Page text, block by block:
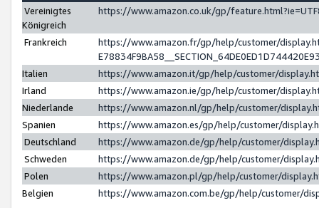
Vereinigtes
Königreich
https://www.amazon.co.uk/gp/
Frankreich
https://www.amazon.fr/gp/help/customer/
Italien
https://www.amazon.it/gp/help/customer/
Irland
https://www.amazon.ie/gp/help/customer/
Niederlande
https://www.amazon.nl/gp/help/customer/
Spanien
https://www.amazon.es/gp/help/customer/
Deutschland
https://www.amazon.de/gp/help/customer/
Schweden
https://www.amazon.de/gp/help/customer/
Polen
https://www.amazon.pl/gp/help/customer/
Belgien
https://www.amazon.com.be/gp/help/customer/